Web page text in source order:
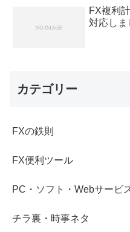
FX複利
対応しま
カテゴリー
FXの鉄則
FX便利ツール
PC・ソフト・Webサービ
チラ裏・時事ネタ